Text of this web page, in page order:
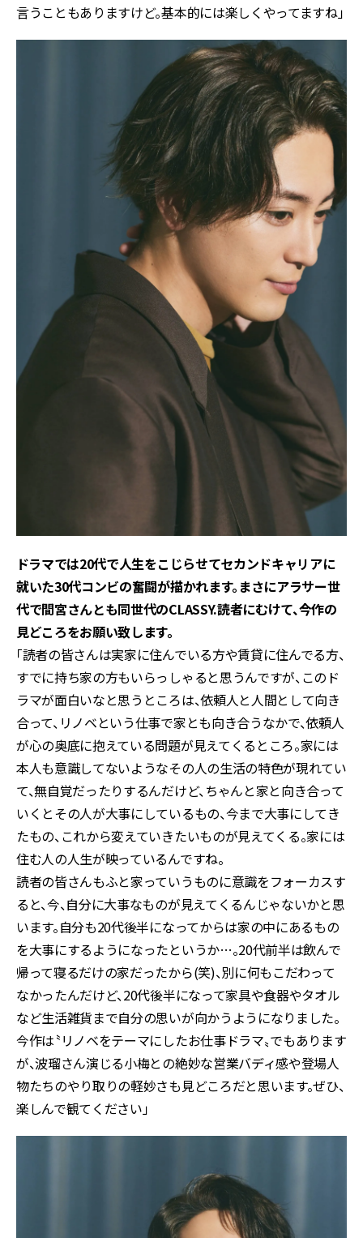
言うこともありますけど。基本的には楽しくやってますね」
――ドラマでは20代で人生をこじらせてセカンドキャリアに
就いた30代コンビの奮闘が描かれます。まさにアラサー世
代で間宮さんとも同世代のCLASSY.読者にむけて、今作の
見どころをお願い致します。
「読者の皆さんは実家に住んでいる方や賃貸に住んでる方、
すでに持ち家の方もいらっしゃると思うんですが、このド
ラマが面白いなと思うところは、依頼人と人間として向き
合って、リノベという仕事で家とも向き合うなかで、依頼人
が心の奥底に抱えている問題が見えてくるところ。家には
本人も意識してないようなその人の生活の特色が現れてい
て、無自覚だったりするんだけど、ちゃんと家と向き合って
いくとその人が大事にしているもの、今まで大事にしてき
たもの、これから変えていきたいものが見えてくる。家には
住む人の人生が映っているんですね。
読者の皆さんもふと家っていうものに意識をフォーカスす
ると、今、自分に大事なものが見えてくるんじゃないかと思
います。自分も20代後半になってからは家の中にあるもの
を大事にするようになったというか…。20代前半は飲んで
帰って寝るだけの家だったから(笑)、別に何もこだわって
なかったんだけど、20代後半になって家具や食器やタオル
など生活雑貨まで自分の思いが向かうようになりました。
今作は〝リノベをテーマにしたお仕事ドラマ〟でもあります
が、波瑠さん演じる小梅との絶妙な営業バディ感や登場人
物たちのやり取りの軽妙さも見どころだと思います。ぜひ、
楽しんで観てください」